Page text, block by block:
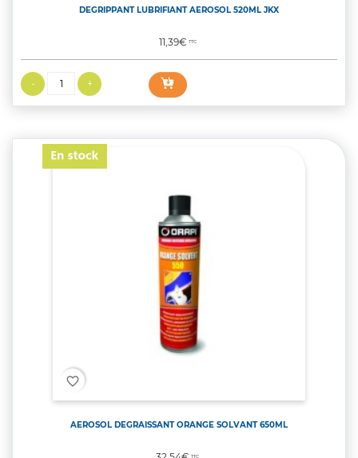
DEGRIPPANT LUBRIFIANT AEROSOL 520ML JKX
Prix
11,39€TTC
favorite_border
AEROSOL DEGRAISSANT ORANGE SOLVANT 650ML
TTC